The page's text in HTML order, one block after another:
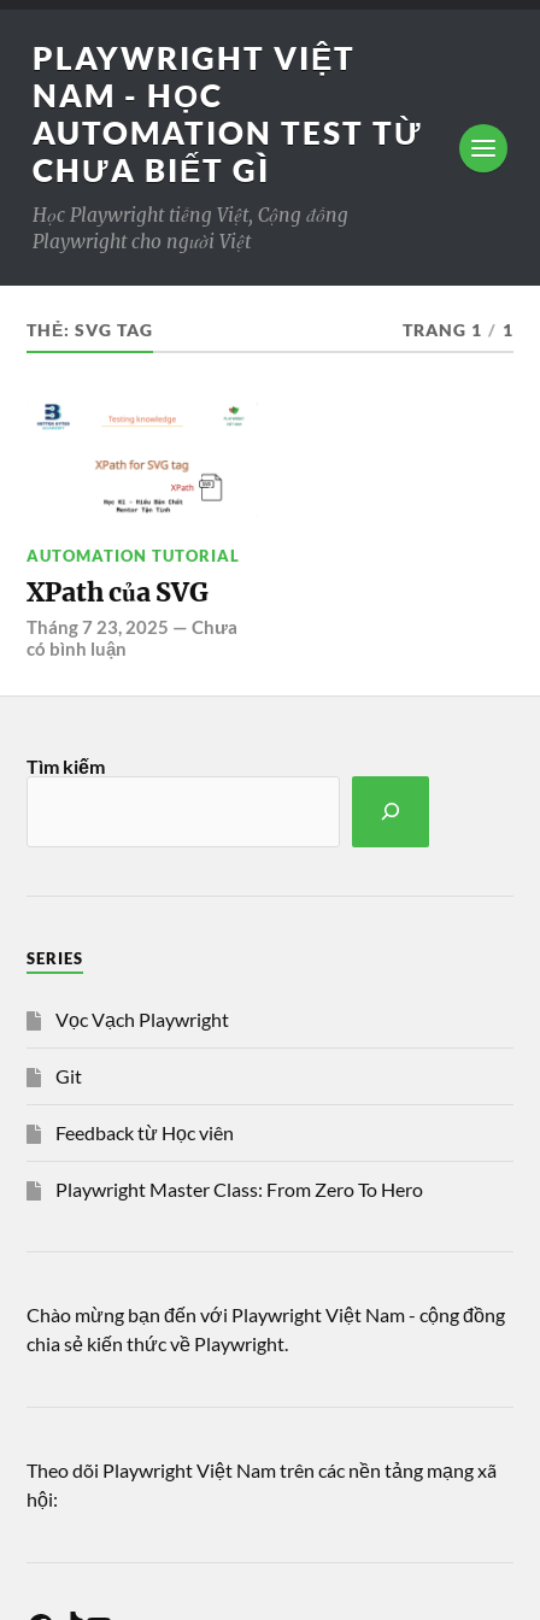
PLAYWRIGHT VIỆT
NAM - HỌC
AUTOMATION TEST TỪ
CHƯA BIẾT GÌ
Học Playwright tiếng Việt, Cộng đồng
Playwright cho người Việt
THẺ:SVG TAG TRANG 1 / 1
AUTOMATION TUTORIAL
XPath của SVG
Tháng 7 23, 2025 —Chưa
có bình luận
Tìm kiếm
SERIES
Vọc Vạch Playwright
Git
Feedback từ Học viên
Playwright Master Class: From Zero To Hero
Chào mừng bạn đến với Playwright Việt Nam - cộng đồng
chia sẻ kiến thức về Playwright.
Theo dõi Playwright Việt Nam trên các nền tảng mạng xã
hội: